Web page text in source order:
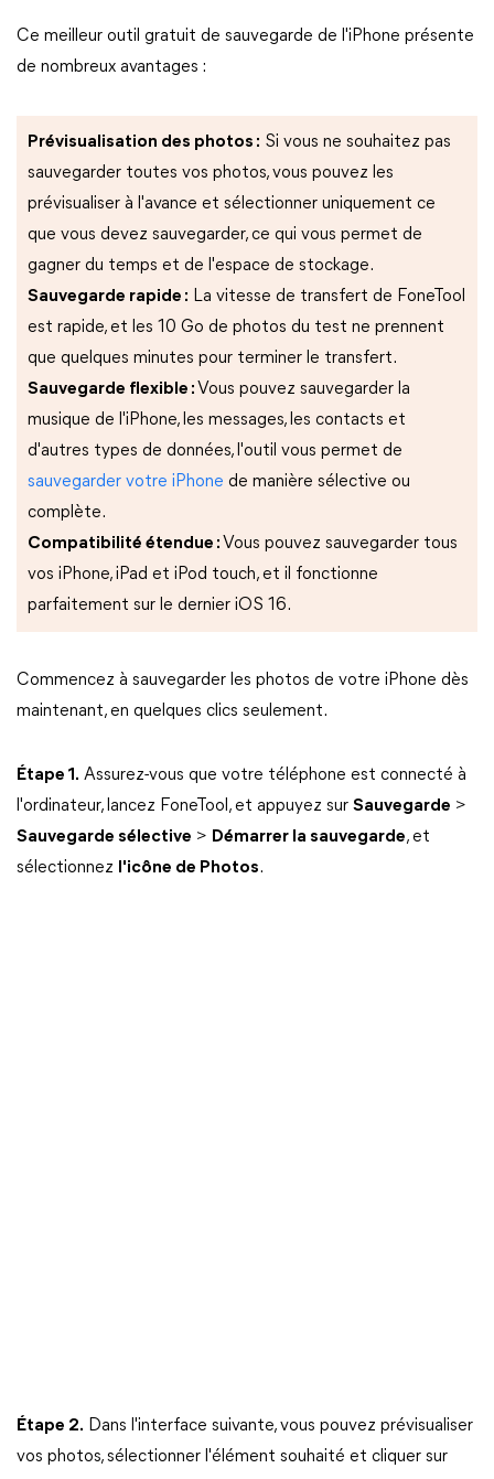
Ce meilleur outil gratuit de sauvegarde de l'iPhone présente
de nombreux avantages :
Prévisualisation des photos : Si vous ne souhaitez pas
sauvegarder toutes vos photos, vous pouvez les
prévisualiser à l'avance et sélectionner uniquement ce
que vous devez sauvegarder, ce qui vous permet de
gagner du temps et de l'espace de stockage.
Sauvegarde rapide : La vitesse de transfert de FoneTool
est rapide, et les 10 Go de photos du test ne prennent
que quelques minutes pour terminer le transfert.
Sauvegarde flexible : Vous pouvez sauvegarder la
musique de l'iPhone, les messages, les contacts et
d'autres types de données, l'outil vous permet de
sauvegarder votre iPhone de manière sélective ou
complète.
Compatibilité étendue : Vous pouvez sauvegarder tous
vos iPhone, iPad et iPod touch, et il fonctionne
parfaitement sur le dernier iOS 16.
Commencez à sauvegarder les photos de votre iPhone dès
maintenant, en quelques clics seulement.
Étape 1. Assurez-vous que votre téléphone est connecté à
l'ordinateur, lancez FoneTool, et appuyez sur Sauvegarde >
Sauvegarde sélective > Démarrer la sauvegarde, et
sélectionnez l'icône de Photos.
Étape 2. Dans l'interface suivante, vous pouvez prévisualiser
vos photos, sélectionner l'élément souhaité et cliquer sur